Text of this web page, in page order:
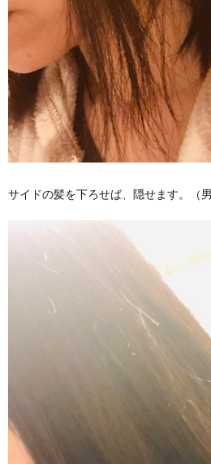
サイドの髪を下ろせば、隠せます。（